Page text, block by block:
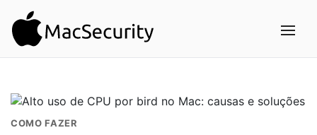
COMO FAZER